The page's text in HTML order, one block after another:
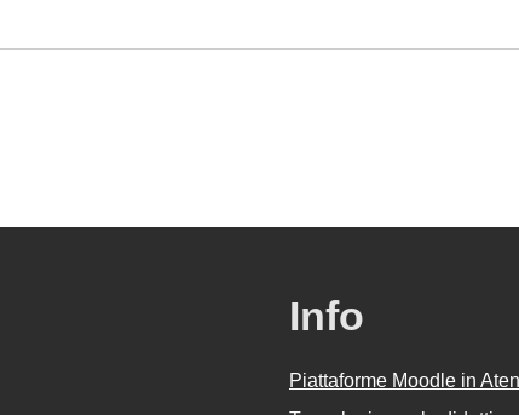
Info
Piattaforme Moodle in